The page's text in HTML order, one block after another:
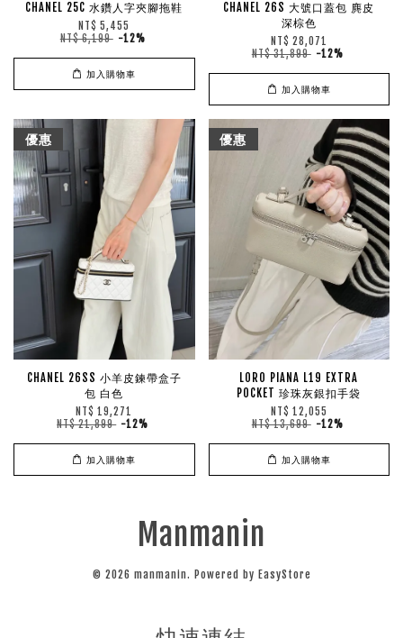
CHANEL 25C 水鑽人字夾腳拖鞋
NT$ 5,455
NT$ 6,199 -12%
加入購物車
CHANEL 26S 大號口蓋包 麂皮
深棕色
NT$ 28,071
NT$ 31,899 -12%
加入購物車
優惠
CHANEL 26SS 小羊皮鍊帶盒子
包 白色
NT$ 19,271
NT$ 21,899 -12%
加入購物車
優惠
LORO PIANA L19 EXTRA
POCKET 珍珠灰銀扣手袋
NT$ 12,055
NT$ 13,699 -12%
加入購物車
Manmanin
© 2026 manmanin. Powered by EasyStore